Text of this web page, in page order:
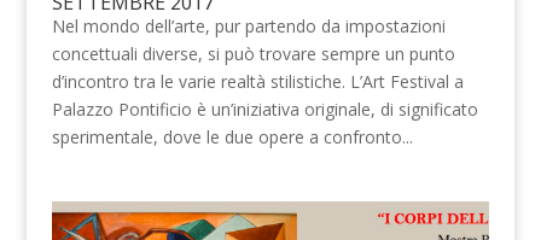
Nel mondo dell’arte, pur partendo da impostazioni
concettuali diverse, si può trovare sempre un punto
d’incontro tra le varie realtà stilistiche. L’Art Festival a
Palazzo Pontificio è un’iniziativa originale, di significato
sperimentale, dove le due opere a confronto...